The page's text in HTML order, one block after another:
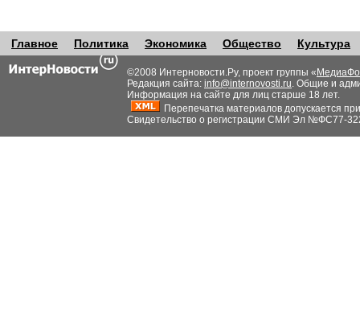
Главное Политика Экономика Общество Культура
©2008 Интерновости.Ру, проект группы «
Редакция сайта: info@internovosti.ru. Общие и
Информация на сайте для лиц старше 18 лет.
Перепечатка материалов допускается
Свидетельство о регистрации СМИ Эл №ФС77-